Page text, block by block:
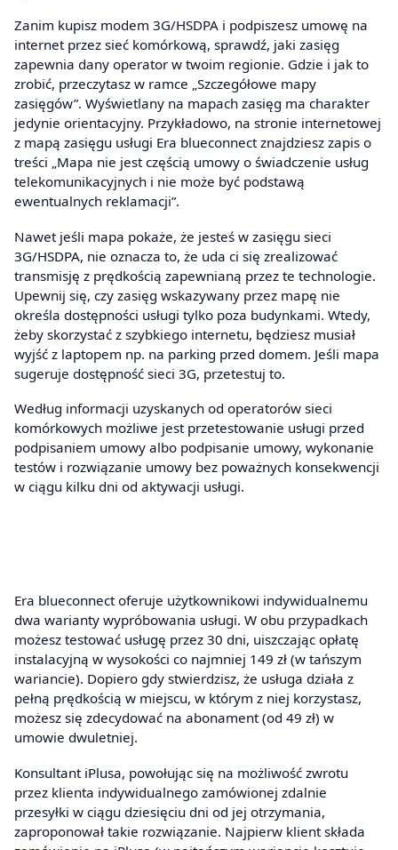
Zanim kupisz modem 3G/HSDPA i podpiszesz umowę na
internet przez sieć komórkową, sprawdź, jaki zasięg
zapewnia dany operator w twoim regionie. Gdzie i jak to
zrobić, przeczytasz w ramce „Szczegółowe mapy
zasięgów”. Wyświetlany na mapach zasięg ma charakter
jedynie orientacyjny. Przykładowo, na stronie internetowej
z mapą zasięgu usługi Era blueconnect znajdziesz zapis o
treści „Mapa nie jest częścią umowy o świadczenie usług
telekomunikacyjnych i nie może być podstawą
ewentualnych reklamacji”.
Nawet jeśli mapa pokaże, że jesteś w zasięgu sieci
3G/HSDPA, nie oznacza to, że uda ci się zrealizować
transmisję z prędkością zapewnianą przez te technologie.
Upewnij się, czy zasięg wskazywany przez mapę nie
określa dostępności usługi tylko poza budynkami. Wtedy,
żeby skorzystać z szybkiego internetu, będziesz musiał
wyjść z laptopem np. na parking przed domem. Jeśli mapa
sugeruje dostępność sieci 3G, przetestuj to.
Według informacji uzyskanych od operatorów sieci
komórkowych możliwe jest przetestowanie usługi przed
podpisaniem umowy albo podpisanie umowy, wykonanie
testów i rozwiązanie umowy bez poważnych konsekwencji
w ciągu kilku dni od aktywacji usługi.
Era blueconnect oferuje użytkownikowi indywidualnemu
dwa warianty wypróbowania usługi. W obu przypadkach
możesz testować usługę przez 30 dni, uiszczając opłatę
instalacyjną w wysokości co najmniej 149 zł (w tańszym
wariancie). Dopiero gdy stwierdzisz, że usługa działa z
pełną prędkością w miejscu, w którym z niej korzystasz,
możesz się zdecydować na abonament (od 49 zł) w
umowie dwuletniej.
Konsultant iPlusa, powołując się na możliwość zwrotu
przez klienta indywidualnego zamówionej zdalnie
przesyłki w ciągu dziesięciu dni od jej otrzymania,
zaproponował takie rozwiązanie. Najpierw klient składa